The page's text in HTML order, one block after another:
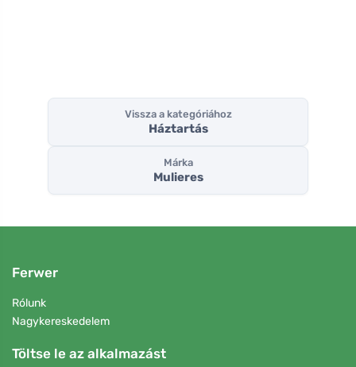
Vissza a kategóriához
Háztartás
Márka
Mulieres
Ferwer
Rólunk
Nagykereskedelem
Töltse le az alkalmazást